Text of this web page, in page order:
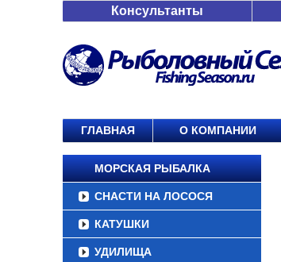
Консультанты
ГЛАВНАЯ О КОМПАНИИ
МОРСКАЯ РЫБАЛКА
СНАСТИ НА ЛОСОСЯ
КАТУШКИ
УДИЛИЩА